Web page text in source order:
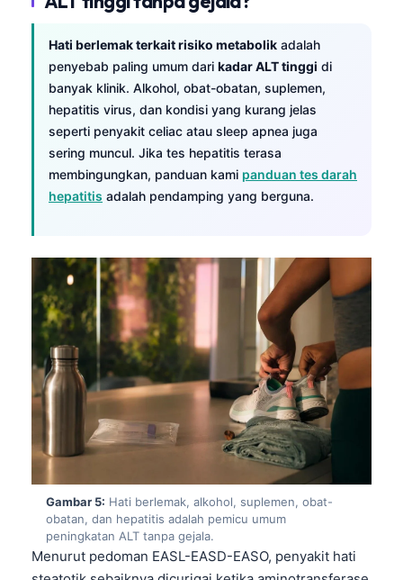
Hati berlemak terkait risiko metabolik adalah
penyebab paling umum dari kadar ALT tinggi di
banyak klinik. Alkohol, obat-obatan, suplemen,
hepatitis virus, dan kondisi yang kurang jelas
seperti penyakit celiac atau sleep apnea juga
sering muncul. Jika tes hepatitis terasa
membingungkan, panduan kami panduan tes darah
hepatitis adalah pendamping yang berguna.
Gambar 5: Hati berlemak, alkohol, suplemen, obat-
obatan, dan hepatitis adalah pemicu umum
peningkatan ALT tanpa gejala.
Menurut pedoman EASL-EASD-EASO, penyakit hati